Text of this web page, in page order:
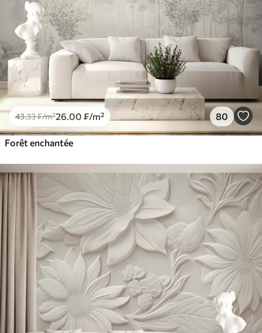
43.33₣/m²26 .00 ₣/m² 80
Forêt enchantée